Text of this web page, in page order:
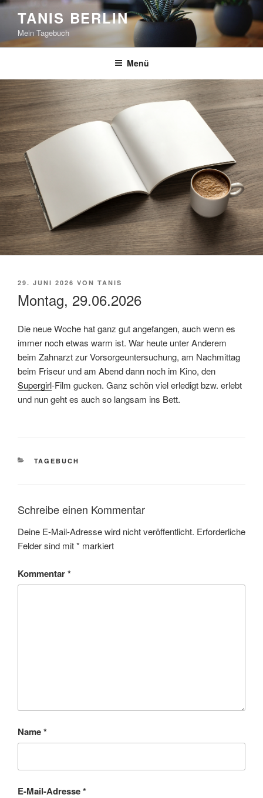
Zum
springen
TANIS BERLIN
Mein Tagebuch
Menü
VERÖFFENTLICHT
29. JUNI 2026 VON TANIS
Montag, 29.06.2026
Die neue Woche hat ganz gut angefangen, auch wenn es
immer noch etwas warm ist. War heute unter Anderem
beim Zahnarzt zur Vorsorgeuntersuchung, am Nachmittag
beim Friseur und am Abend dann noch im Kino, den
Supergirl-Film gucken. Ganz schön viel erledigt bzw. erlebt
und nun geht es auch so langsam ins Bett.
KATEGORIEN
TAGEBUCH
Schreibe einen Kommentar
Deine E-Mail-Adresse wird nicht veröffentlicht. Erforderliche
Felder sind mit* markiert
Kommentar*
Name*
E-Mail-Adresse*